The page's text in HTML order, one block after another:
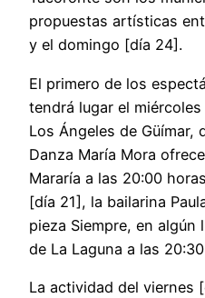
propuestas artísticas
y el domingo [día 24].
El primero de los
tendrá lugar el
Los Ángeles de Güímar,
Danza María Mora
Mararía a las 20:00
[día 21], la bailarina
pieza Siempre, en algún
de La Laguna a las
La actividad del viernes